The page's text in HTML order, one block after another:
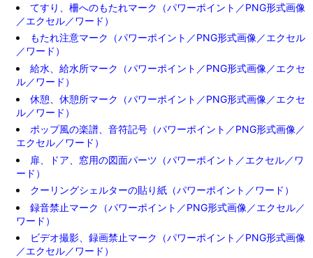
てすり、柵へのもたれマーク（パワーポイント／PNG形式画像
／エクセル／ワード）
もたれ注意マーク（パワーポイント／PNG形式画像／エクセル
／ワード）
給水、給水所マーク（パワーポイント／PNG形式画像／エクセ
ル／ワード）
休憩、休憩所マーク（パワーポイント／PNG形式画像／エクセ
ル／ワード）
ポップ風の楽譜、音符記号（パワーポイント／PNG形式画像／
エクセル／ワード）
扉、ドア、窓用の図面パーツ（パワーポイント／エクセル／ワ
ード）
クーリングシェルターの貼り紙（パワーポイント／ワード）
録音禁止マーク（パワーポイント／PNG形式画像／エクセル／
ワード）
ビデオ撮影、録画禁止マーク（パワーポイント／PNG形式画像
／エクセル／ワード）